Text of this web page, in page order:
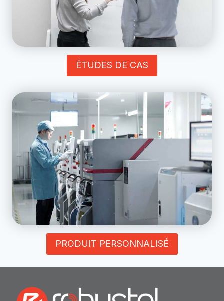
ÉTUDES DE CAS
PRODUIT PERSONNALISÉ